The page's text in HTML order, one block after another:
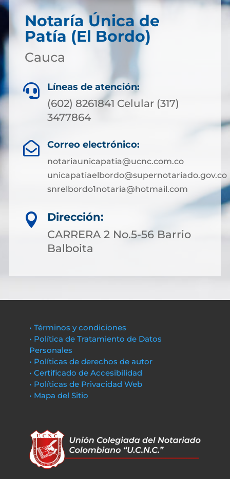
Notaría Única de
Patía (El Bordo)
Cauca
 Líneas de atención:
(602) 8261841 Celular (317)
3477864
 Correo electrónico:
notariaunicapatia@ucnc.com.co
unicapatiaelbordo@supernotariado.gov.co
snrelbordo1notaria@hotmail.com

Dirección:
CARRERA 2 No.5-56 Barrio
Balboita
• Términos y condiciones
• Política de Tratamiento de Datos
Personales
• Políticas de derechos de autor
• Certificado de Accesibilidad
• Políticas de Privacidad Web
• Mapa del Sitio